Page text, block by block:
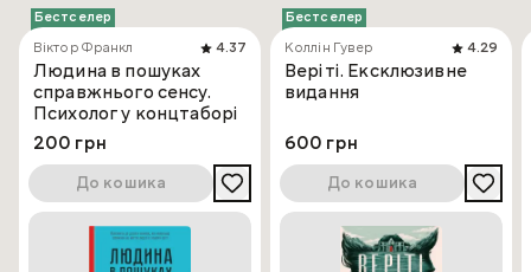
Бестселер
Віктор Франкл
4.37
Людина в пошуках
справжнього сенсу.
Психолог у концтаборі
200 грн
До кошика
Бестселер
Коллін Гувер
4.29
Веріті. Ексклюзивне
видання
600 грн
До кошика